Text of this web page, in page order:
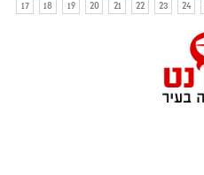
17
18 19 20 21 22 23 24